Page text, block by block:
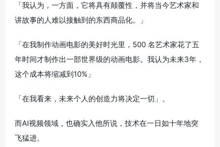
「我认为，一方面，它将具有颠覆性，并将当今艺术家和
讲故事的人难以接触到的东西商品化。」
「在我制作动画电影的美好时光里，500 名艺术家花了五
年时间才制作出一部世界级的动画电影。我认为未来3年，
这个成本将缩减到10%」
「在我看来，未来个人的创造力将决定一切」。
而AI视频领域，也确实入他所说，技术在一日如十年地突
飞猛进。